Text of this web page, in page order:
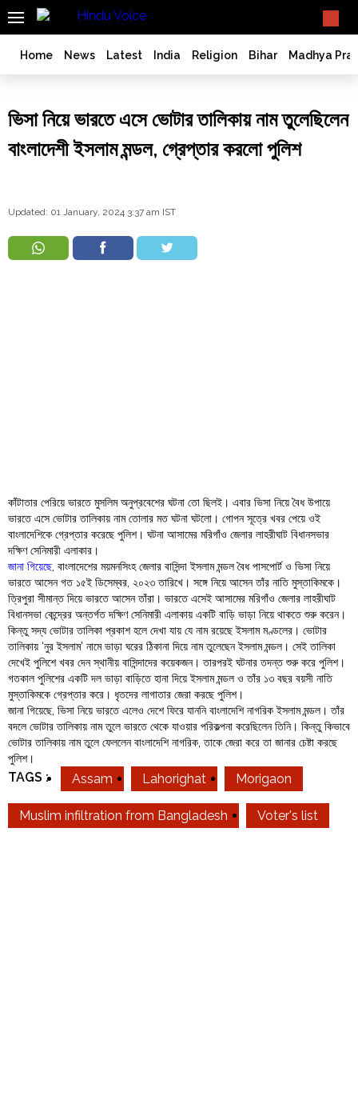
SEARCH
India
Bangladesh
Bengal
History
Love
Opinion
Home News Latest India Religion Bihar Madhya
ভিসা নিয়ে ভারতে এসে ভোটার তালিকায় নাম তুলেছিলেন
বাংলাদেশী ইসলাম মন্ডল, গ্রেপ্তার করলো পুলিশ
Updated: 01 January, 2024 3:37 am IST
কাঁটাতার পেরিয়ে ভারতে মুসলিম অনুপ্রবেশের ঘটনা তো ছিলই। এবার ভিসা নিয়ে বৈধ উপায়ে
ভারতে এসে ভোটার তালিকায় নাম তোলার মত ঘটনা ঘটলো। গোপন সূত্রে খবর পেয়ে ওই
বাংলাদেশিকে গ্রেপ্তার করেছে পুলিশ। ঘটনা আসামের মরিগাঁও জেলার লাহরীঘাট বিধানসভার
দক্ষিণ সেনিমারী এলাকার।
জানা গিয়েছে , বাংলাদেশের ময়মনসিংহ জেলার বাসিন্দা ইসলাম মন্ডল বৈধ পাসপোর্ট ও ভিসা নিয়ে
ভারতে আসেন গত ১৫ই ডিসেম্বর, ২০২৩ তারিখে। সঙ্গে নিয়ে আসেন তাঁর নাতি মুস্তাকিমকে।
ত্রিপুরা সীমান্ত দিয়ে ভারতে আসেন তাঁরা। ভারতে এসেই আসামের মরিগাঁও জেলার লাহরীঘাট
বিধানসভা কেন্দ্রের অন্তর্গত দক্ষিণ সেনিমারী এলাকায় একটি বাড়ি ভাড়া নিয়ে থাকতে শুরু করেন।
কিন্তু সদ্য ভোটার তালিকা প্রকাশ হলে দেখা যায় যে নাম রয়েছে ইসলাম মণ্ডলের। ভোটার
তালিকায় ‘নুর ইসলাম’ নামে ভাড়া ঘরের ঠিকানা দিয়ে নাম তুলেছেন ইসলাম মন্ডল। সেই তালিকা
দেখেই পুলিশে খবর দেন স্থানীয় বাসিন্দাদের কয়েকজন। তারপরই ঘটনার তদন্ত শুরু করে পুলিশ।
গতকাল পুলিশের একটি দল ভাড়া বাড়িতে হানা দিয়ে ইসলাম মন্ডল ও তাঁর ১৩ বছর বয়সী নাতি
মুস্তাকিমকে গ্রেপ্তার করে। ধৃতদের লাগাতার জেরা করছে পুলিশ।
জানা গিয়েছে, ভিসা নিয়ে ভারতে এলেও দেশে ফিরে যাননি বাংলাদেশি নাগরিক ইসলাম মন্ডল। তাঁর
বদলে ভোটার তালিকায় নাম তুলে ভারতে থেকে যাওয়ার পরিকল্পনা করেছিলেন তিনি। কিন্তু কিভাবে
ভোটার তালিকায় নাম তুলে ফেললেন বাংলাদেশি নাগরিক, তাকে জেরা করে তা জানার চেষ্টা করছে
পুলিশ।
TAGS : Assam Lahorighat Morigaon
Muslim infiltration from Bangladesh Voter's list